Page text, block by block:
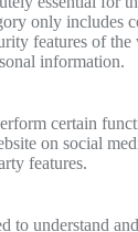
only includes
features of the
information.
certain
on social
features.
to understand